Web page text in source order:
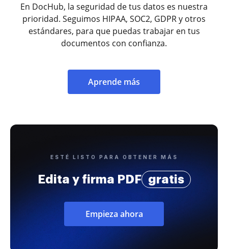
En DocHub, la seguridad de tus datos es nuestra
prioridad. Seguimos HIPAA, SOC2, GDPR y otros
estándares, para que puedas trabajar en tus
documentos con confianza.
Aprende más
ESTÉ LISTO PARA OBTENER MÁS
Edita y firma PDF gratis
Empieza ahora